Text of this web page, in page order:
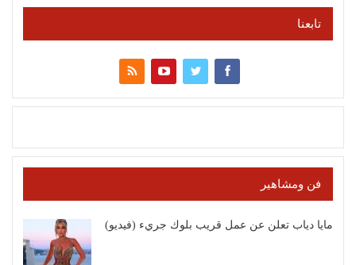
تابعنا
فن ومشاهير
مايا دياب تعلن عن عمل قريب بلوك جريء (فيديو)